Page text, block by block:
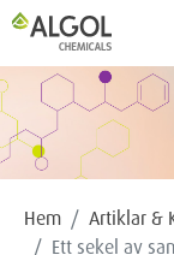
Hem
Artiklar &
Ett sekel av